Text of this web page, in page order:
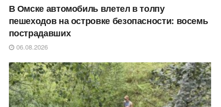
В Омске автомобиль влетел в толпу
пешеходов на островке безопасности: восемь
пострадавших
06.08.2026